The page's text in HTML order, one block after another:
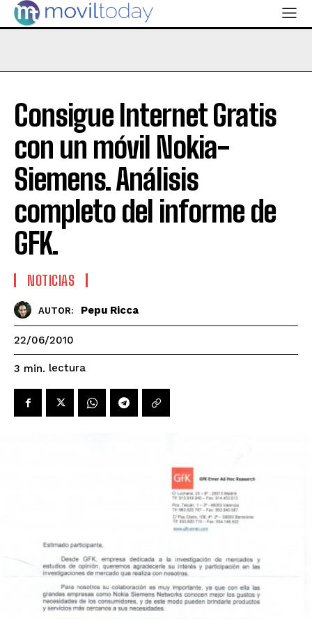
Consigue Internet Gratis
con un móvil Nokia-
Siemens. Análisis
completo del informe de
GFK.
NOTICIAS
AUTOR: Pepu Ricca
22/06/2010
3 min. lectura